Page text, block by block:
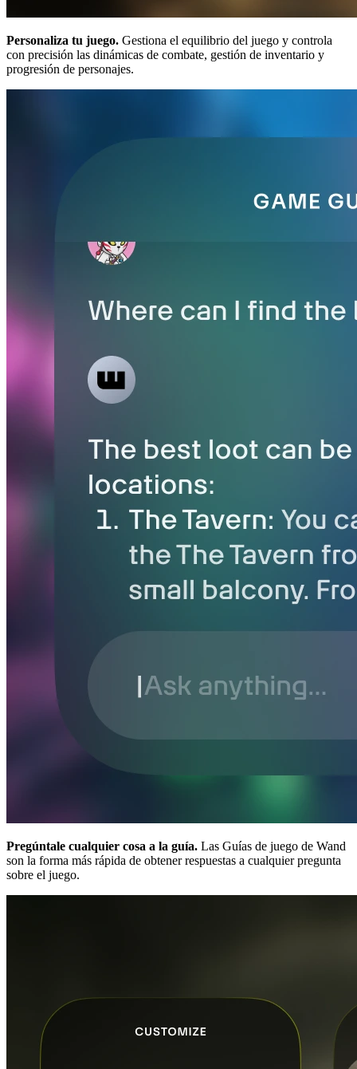
Personaliza tu juego. Gestiona el equilibrio del juego y controla
con precisión las dinámicas de combate, gestión de inventario y
progresión de personajes.
Pregúntale cualquier cosa a la guía. Las Guías de juego de Wand
son la forma más rápida de obtener respuestas a cualquier pregunta
sobre el juego.